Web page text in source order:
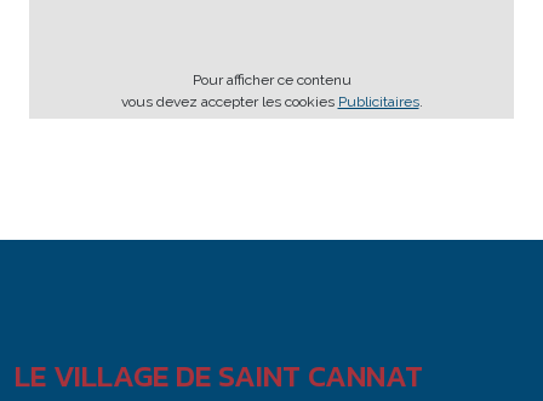
Pour afficher ce contenu
vous devez accepter les cookies Publicitaires.
LE VILLAGE DE SAINT CANNAT